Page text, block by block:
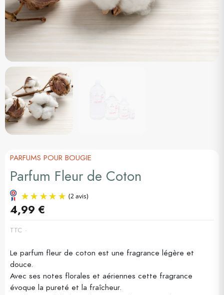
PARFUMS POUR BOUGIE
Parfum Fleur de Coton
4,99 €
TTC
Le parfum fleur de coton est une fragrance légère et
douce.
Avec ses notes florales et aériennes cette fragrance
évoque la pureté et la fraîcheur.